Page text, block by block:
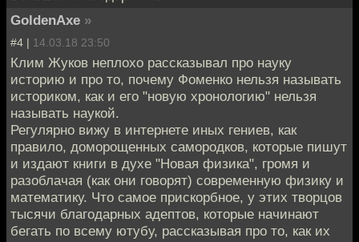
GoldenAxe »
#4 | 14.03.18 23:50
Клим Жуков неплохо рассказывал про науку
историю и про то, почему Фоменко нельзя называть
историком, как и его "новую хронологию" нельзя
называть наукой.
Регулярно вижу в интернете иных гениев, как
правило, доморощенных самородков, которые пишут
и издают книги в духе "Новая физика", громя и
разоблачая (как они говорят) современную физику и
математику. Что самое прискорбное, у этих творцов
тысячи благодарных адептов, которые начинают
бегать по всему ютубу, рассказывая про то, как их